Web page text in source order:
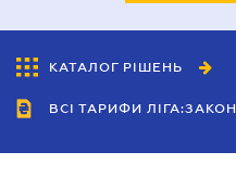
КАТАЛОГ РІШЕНЬ
ВСІ ТАРИФИ ЛІГА:ЗАКОН